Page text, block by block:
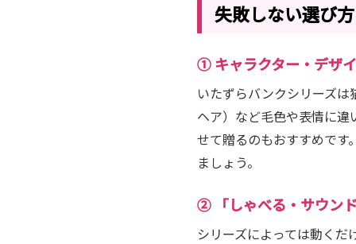
失敗しない選び方
① キャラクター・デザ
いたずらバンクシリーズ
ヘア）など毛色や表情に
せて贈るのもおすすめで
ましょう。
② 「しゃべる・サウン
シリーズによっては動く